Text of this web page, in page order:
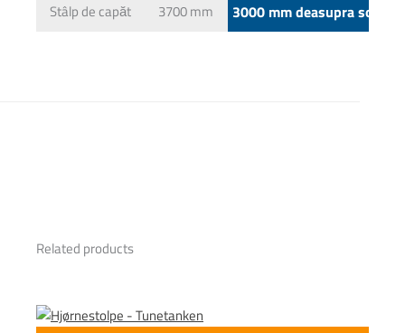
Stâlp de capăt 3700 mm 3000 mm deasupra solului
Related products